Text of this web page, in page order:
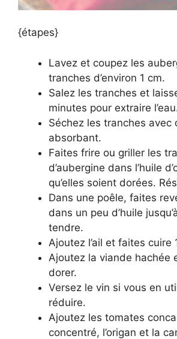
{étapes}
Lavez et coupez les
tranches d’environ 1 cm.
Salez les tranches et
minutes pour extraire
Séchez les tranches avec
absorbant.
Faites frire ou griller les
d’aubergine dans l’huile
qu’elles soient dorées.
Dans une poêle, faites
dans un peu d’huile
tendre.
Ajoutez l’ail et faites cuire
Ajoutez la viande hachée
dorer.
Versez le vin si vous en
réduire.
Ajoutez les tomates
concentré, l’origan et la